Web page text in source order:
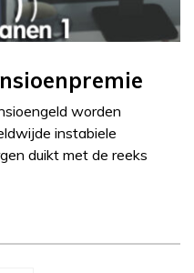
worden
instabiele
duikt met de reeks